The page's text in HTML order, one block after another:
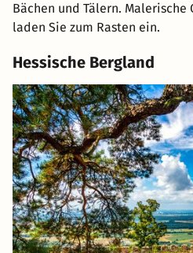
Bächen und Tälern.
laden Sie zum Rasten ein.
Hessische Bergland